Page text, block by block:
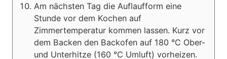
Am nächsten Tag die Auflaufform eine
Stunde vor dem Kochen auf
Zimmertemperatur kommen lassen. Kurz vor
dem Backen den Backofen auf 180 °C Ober-
und Unterhitze (160 °C Umluft) vorheizen.